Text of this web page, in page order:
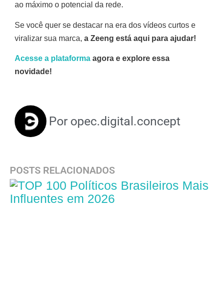
ao máximo o potencial da rede.
Se você quer se destacar na era dos vídeos curtos e
viralizar sua marca, a Zeeng está aqui para ajudar!
Acesse a plataforma agora e explore essa
novidade!
Por opec.digital.concept
POSTS RELACIONADOS